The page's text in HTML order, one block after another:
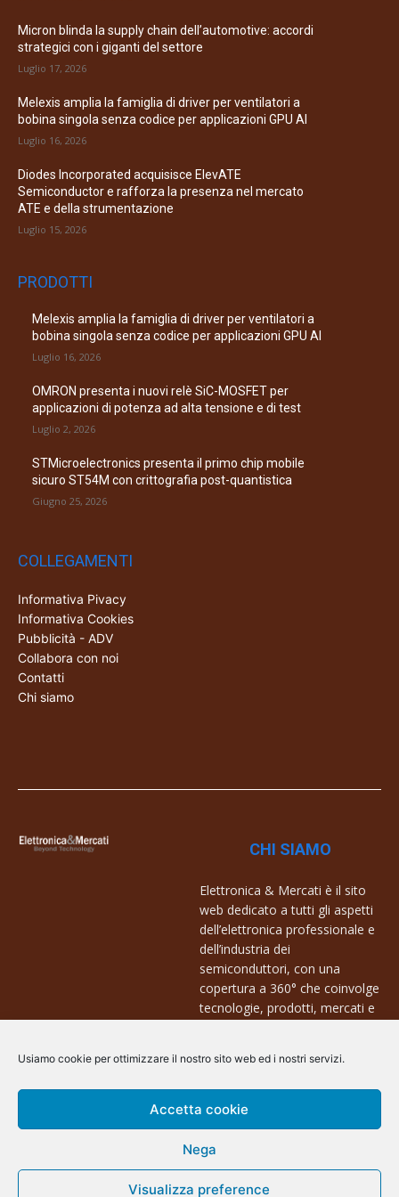
Usiamo cookie per ottimizzare il nostro sito web ed i nostri servizi.
Accetta cookie
Nega
Visualizza preference
Micron blinda la supply chain dell’automotive: accordi
strategici con i giganti del settore
Luglio 17, 2026
Melexis amplia la famiglia di driver per ventilatori a
bobina singola senza codice per applicazioni GPU AI
Luglio 16, 2026
Diodes Incorporated acquisisce ElevATE
Semiconductor e rafforza la presenza nel mercato
ATE e della strumentazione
Luglio 15, 2026
PRODOTTI
Melexis amplia la famiglia di driver per ventilatori a
bobina singola senza codice per applicazioni GPU AI
Luglio 16, 2026
OMRON presenta i nuovi relè SiC-MOSFET per
applicazioni di potenza ad alta tensione e di test
Luglio 2, 2026
STMicroelectronics presenta il primo chip mobile
sicuro ST54M con crittografia post-quantistica
Giugno 25, 2026
COLLEGAMENTI
Informativa Pivacy
Informativa Cookies
Pubblicità - ADV
Collabora con noi
Contatti
Chi siamo
CHI SIAMO
Elettronica & Mercati è il sito
web dedicato a tutti gli aspetti
dell’elettronica professionale e
dell’industria dei
semiconduttori, con una
copertura a 360° che coinvolge
tecnologie, prodotti, mercati e
Contatti:
info@arscommunication.it
@ArsCommunication 2023